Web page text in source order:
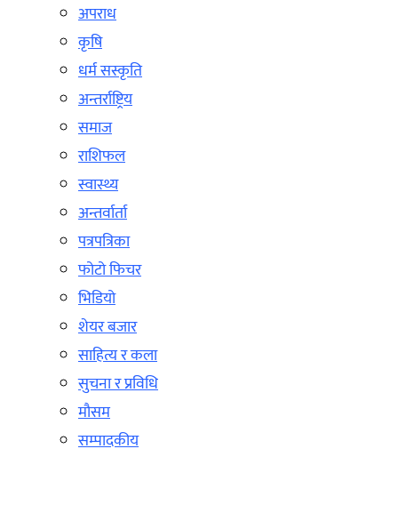
अपराध
कृषि
धर्म सस्कृति
अन्तर्राष्ट्रिय
समाज
राशिफल
स्वास्थ्य
अन्तर्वार्ता
पत्रपत्रिका
फोटो फिचर
भिडियो
शेयर बजार
साहित्य र कला
सुचना र प्रविधि
मौसम
सम्पादकीय